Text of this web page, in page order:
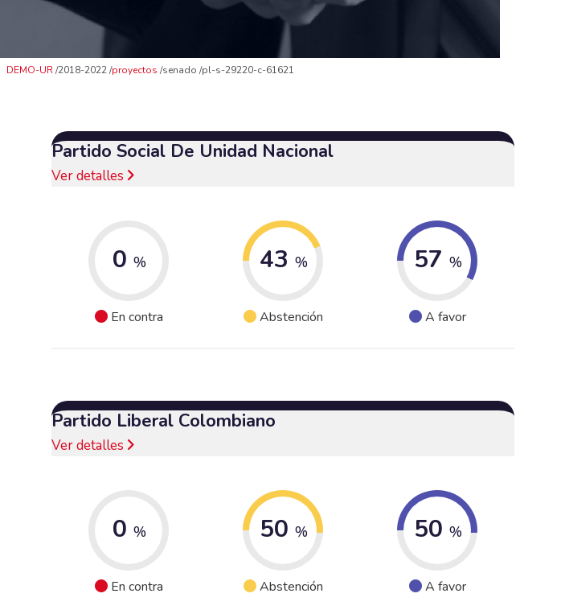
DEMO-UR 2018-2022 proyectos senado pl-s-29220-c-61621
Partido Social De Unidad Nacional
Ver detalles
0 %
En contra
43 %
Abstención
57 %
A favor
Partido Liberal Colombiano
Ver detalles
0 %
En contra
50 %
Abstención
50 %
A favor